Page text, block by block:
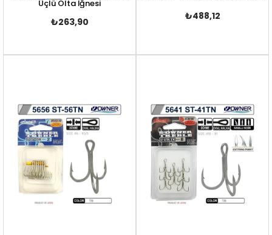
Üçlü Olta İğnesi
₺263,90 ₺488,12